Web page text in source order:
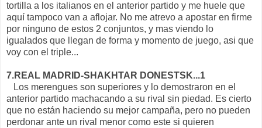
tortilla a los italianos en el anterior partido y me huele que
aquí tampoco van a aflojar. No me atrevo a apostar en firme
por ninguno de estos 2 conjuntos, y mas viendo lo
igualados que llegan de forma y momento de juego, asi que
voy con el triple...
7.REAL MADRID-SHAKHTAR DONESTSK...1
Los merengues son superiores y lo demostraron en el
anterior partido machacando a su rival sin piedad. Es cierto
que no están haciendo su mejor campaña, pero no pueden
perdonar ante un rival menor como este si quieren